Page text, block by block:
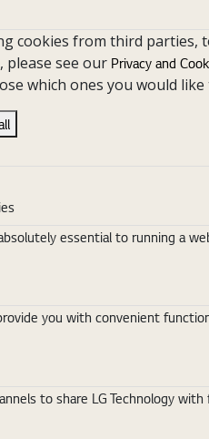
cookies from third
please see our Privacy and
which ones you would like
essential to running a
you with convenient
to share LG Technology